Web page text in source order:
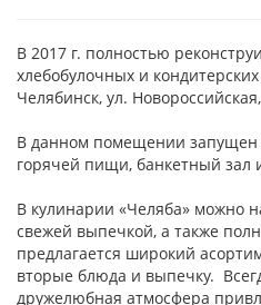
В 2017 г. полностью
хлебобулочных и
Челябинск, ул.
В данном помещении запущен
горячей пищи, банкетный зал
В кулинарии «Челяба» можно
свежей выпечкой, а также
предлагается широкий
вторые блюда и выпечку.
дружелюбная атмосфера